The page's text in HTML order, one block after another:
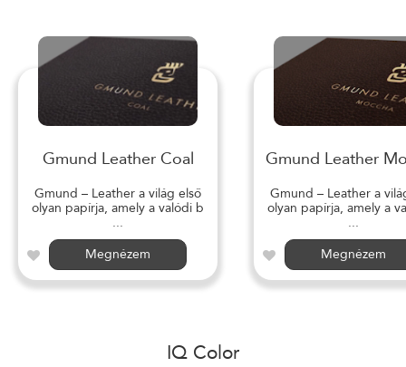
Gmund Leather Coal
Gmund – Leather a világ első
olyan papírja, amely a valódi b
...
Megnézem
Gmund Leather
Gmund – Leather a
olyan papírja, amely a
...
Megnézem
IQ Color